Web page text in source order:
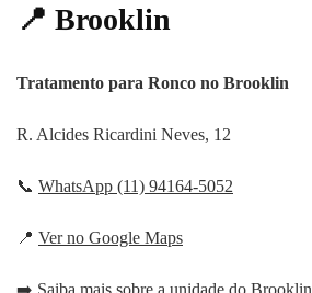
📍 Brooklin
Tratamento para Ronco no Brooklin
R. Alcides Ricardini Neves, 12
📞 WhatsApp (11) 94164-5052
📍 Ver no Google Maps
➡️ Saiba mais sobre a unidade do Brooklin